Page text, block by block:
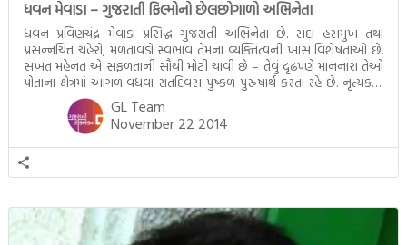
ધવન મેવાડા – ગુજરાતી ફિલ્મોનો છેલછોગાળો અભિનેતા
ધવન પ્રવિણચંદ્ર મેવાડા પ્રસિદ્ધ ગુજરાતી અભિનેતા છે. સદા હસમુખ તથા
પ્રસન્નચિત્ત ચહેરો, મળતાવડો સ્વભાવ તેમના વ્યક્તિત્વની ખાસ વિશેષતાઓ છે.
સખત મહેનત એ સફળતાની સૌથી મોટી ચાવી છે – તેવું દૃઢપણે માનનારા તેઓ
પોતાના ક્ષેત્રમાં આગળ વધવા રાતદિવસ પુષ્કળ પુરુષાર્થ કરતાં રહે છે. નૃત્યકલા
તેમનું જોશ અને ઝનૂન છે. ગુજરાતી ફિલ્મ ક્ષેત્રે તેમણે સ્વબળે પોતાની પ્રતિભા […]
GL Team
November 22 2014